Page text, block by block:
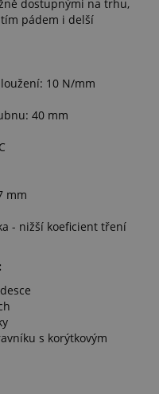
dostupnými na trhu,
pádem i delší
10 N/mm
40 mm
mm
- nižší koeficient tření
s korýtkovým